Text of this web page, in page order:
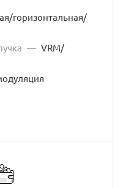
горизонтальная/
— VRM/